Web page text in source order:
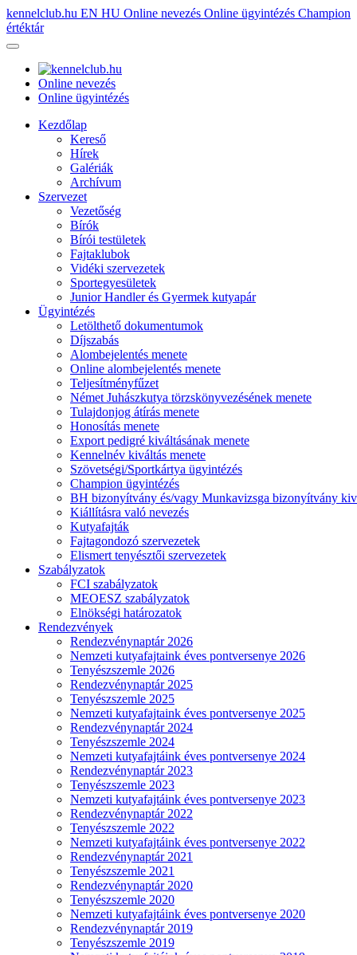
kennelclub.hu EN HU Online nevezés Online ügyintézés Champion
értéktár
Online nevezés
Online ügyintézés
Kezdőlap
Kereső
Hírek
Galériák
Archívum
Szervezet
Vezetőség
Bírók
Bírói testületek
Fajtaklubok
Vidéki szervezetek
Sportegyesületek
Junior Handler és Gyermek kutyapár
Ügyintézés
Letölthető dokumentumok
Díjszabás
Alombejelentés menete
Online alombejelentés menete
Teljesítményfűzet
Német Juhászkutya törzskönyvezésének menete
Tulajdonjog átírás menete
Honosítás menete
Export pedigré kiváltásának menete
Kennelnév kiváltás menete
Szövetségi/Sportkártya ügyintézés
Champion ügyintézés
BH bizonyítvány és/vagy Munkavizsga bizonyítvány
Kiállításra való nevezés
Kutyafajták
Fajtagondozó szervezetek
Elismert tenyésztői szervezetek
Szabályzatok
FCI szabályzatok
MEOESZ szabályzatok
Elnökségi határozatok
Rendezvények
Rendezvénynaptár 2026
Nemzeti kutyafajtaink éves pontversenye 2026
Tenyészszemle 2026
Rendezvénynaptár 2025
Tenyészszemle 2025
Nemzeti kutyafajtaink éves pontversenye 2025
Rendezvénynaptár 2024
Tenyészszemle 2024
Nemzeti kutyafajtáink éves pontversenye 2024
Rendezvénynaptár 2023
Tenyészszemle 2023
Nemzeti kutyafajtáink éves pontversenye 2023
Rendezvénynaptár 2022
Tenyészszemle 2022
Nemzeti kutyafajtáink éves pontversenye 2022
Rendezvénynaptár 2021
Tenyészszemle 2021
Rendezvénynaptár 2020
Tenyészszemle 2020
Nemzeti kutyafajtáink éves pontversenye 2020
Rendezvénynaptár 2019
Tenyészszemle 2019